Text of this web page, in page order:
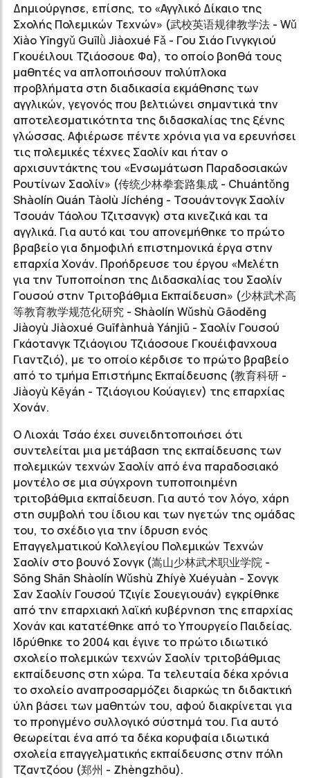
Δημιούργησε, επίσης, το «Αγγλικό Δίκαιο της
Σχολής Πολεμικών Τεχνών» (武校英语规律教学法 - Wǔ
Xiào Yīngyǔ Guīlǜ Jiàoxué Fǎ - Γου Σιάο Γινγκγιού
Γκουέιλουι Τζιάοσουε Φα), το οποίο βοηθά τους
μαθητές να απλοποιήσουν πολύπλοκα
προβλήματα στη διαδικασία εκμάθησης των
αγγλικών, γεγονός που βελτιώνει σημαντικά την
αποτελεσματικότητα της διδασκαλίας της ξένης
γλώσσας. Αφιέρωσε πέντε χρόνια για να ερευνήσει
τις πολεμικές τέχνες Σαολίν και ήταν ο
αρχισυντάκτης του «Ενσωμάτωση Παραδοσιακών
Ρουτίνων Σαολίν» (传统少林拳套路集成 - Chuántǒng
Shàolín Quán Tàolù Jíchéng - Τσουάντονγκ Σαολίν
Τσουάν Τάολου Τζιτσανγκ) στα κινεζικά και τα
αγγλικά. Για αυτό και του απονεμήθηκε το πρώτο
βραβείο για δημοφιλή επιστημονικά έργα στην
επαρχία Χονάν. Προήδρευσε του έργου «Μελέτη
για την Τυποποίηση της Διδασκαλίας του Σαολίν
Γουσού στην Τριτοβάθμια Εκπαίδευση» (少林武术高
等教育教学规范化研究 - Shàolín Wǔshù Gāoděng
Jiàoyù Jiàoxué Guīfànhuà Yánjiū - Σαολίν Γουσού
Γκάοτανγκ Τζιάογιου Τζιάοσουε Γκουέιφανχουα
Γιαντζιό), με το οποίο κέρδισε το πρώτο βραβείο
από το τμήμα Επιστήμης Εκπαίδευσης (教育科研 -
Jiàoyù Kēyán - Τζιάογιου Κούαγιεν) της επαρχίας
Χονάν.
Ο Λιοχάι Τσάο έχει συνειδητοποιήσει ότι
συντελείται μια μετάβαση της εκπαίδευσης των
πολεμικών τεχνών Σαολίν από ένα παραδοσιακό
μοντέλο σε μια σύγχρονη τυποποιημένη
τριτοβάθμια εκπαίδευση. Για αυτό τον λόγο, χάρη
στη συμβολή του ίδιου και των ηγετών της ομάδας
του, το σχέδιο για την ίδρυση ενός
Επαγγελματικού Κολλεγίου Πολεμικών Τεχνών
Σαολίν στο βουνό Σονγκ (嵩山少林武术职业学院 -
Sōng Shān Shàolín Wǔshù Zhíyè Xuéyuàn - Σονγκ
Σαν Σαολίν Γουσού Τζιγίε Σουεγιουάν) εγκρίθηκε
από την επαρχιακή λαϊκή κυβέρνηση της επαρχίας
Χονάν και κατατέθηκε από το Υπουργείο Παιδείας.
Ιδρύθηκε το 2004 και έγινε το πρώτο ιδιωτικό
σχολείο πολεμικών τεχνών Σαολίν τριτοβάθμιας
εκπαίδευσης στη χώρα. Τα τελευταία δέκα χρόνια
το σχολείο αναπροσαρμόζει διαρκώς τη διδακτική
ύλη βάσει των μαθητών του, αφού διακρίνεται για
το προηγμένο συλλογικό σύστημά του. Για αυτό
θεωρείται ένα από τα δέκα κορυφαία ιδιωτικά
σχολεία επαγγελματικής εκπαίδευσης στην πόλη
Τζαντζόου (郑州 - Zhèngzhōu).